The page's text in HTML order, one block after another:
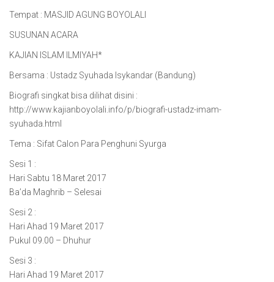
Tempat : MASJID AGUNG BOYOLALI
SUSUNAN ACARA
KAJIAN ISLAM ILMIYAH*
Bersama : Ustadz Syuhada Isykandar (Bandung)
Biografi singkat bisa dilihat disini :
http://www.kajianboyolali.info/p/biografi-ustadz-imam-
syuhada.html
Tema : Sifat Calon Para Penghuni Syurga
Sesi 1 :
Hari Sabtu 18 Maret 2017
Ba’da Maghrib – Selesai
Sesi 2 :
Hari Ahad 19 Maret 2017
Pukul 09.00 – Dhuhur
Sesi 3 :
Hari Ahad 19 Maret 2017